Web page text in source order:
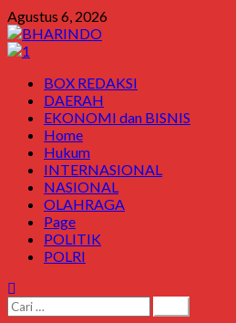
Agustus 6, 2026
BOX REDAKSI
DAERAH
EKONOMI dan BISNIS
Home
Hukum
INTERNASIONAL
NASIONAL
OLAHRAGA
Page
POLITIK
POLRI